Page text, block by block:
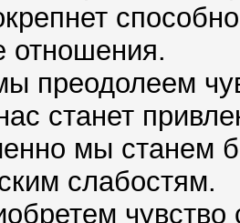
отношения.
преодолеем
станет
мы станем
слабостям.
чувство